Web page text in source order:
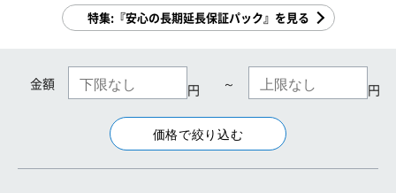
特集:『安心の長期延長保証パック』を見る
金額 円 ～ 円